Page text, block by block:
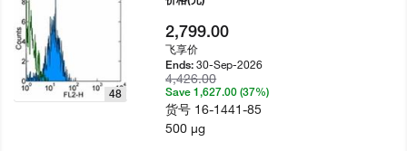
48
2,799.00
飞享价
Ends:30-Sep-2026
4,426.00
Save 1,627.00 (37%)
货号 16-1441-85
500 µg